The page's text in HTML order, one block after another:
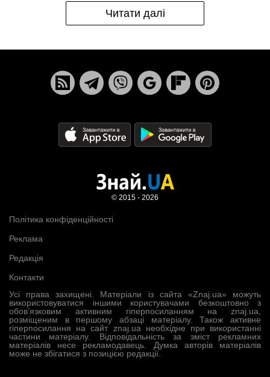
Читати далі
Усі права захищені. Матеріали із сайта «Znaj.ua» можуть
використовуватися іншими користувачами безкоштовно з
обов’язковим активним гіперпосиланням на znaj.ua,
розміщеним в першому абзаці матеріалу. Також активне
гіперпосилання на сайт znaj.ua необхідне при використанні
частини матеріалу. Відповідальність за зміст рекламних
матеріалів несе рекламодавець. Думка авторів матеріалів
може не збігатися з позицією редакції.
Політика конфіденційності
Реклама
Редакція
Контакти
© 2015 - 2026